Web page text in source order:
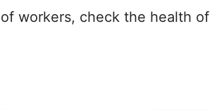
workers, check the health of